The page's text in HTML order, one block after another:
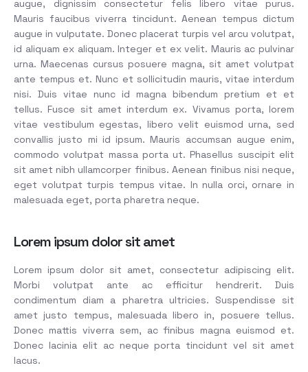
augue, dignissim consectetur felis libero vitae purus.
Mauris faucibus viverra tincidunt. Aenean tempus dictum
augue in vulputate. Donec placerat turpis vel arcu volutpat,
id aliquam ex aliquam. Integer et ex velit. Mauris ac pulvinar
urna. Maecenas cursus posuere magna, sit amet volutpat
ante tempus et. Nunc et sollicitudin mauris, vitae interdum
nisi. Duis vitae nunc id magna bibendum pretium et et
tellus. Fusce sit amet interdum ex. Vivamus porta, lorem
vitae vestibulum egestas, libero velit euismod urna, sed
convallis justo mi id ipsum. Mauris accumsan augue enim,
commodo volutpat massa porta ut. Phasellus suscipit elit
sit amet nibh ullamcorper finibus. Aenean finibus nisi neque,
eget volutpat turpis tempus vitae. In nulla orci, ornare in
malesuada eget, porta pharetra neque.
Lorem ipsum dolor sit amet
Lorem ipsum dolor sit amet, consectetur adipiscing elit.
Morbi volutpat ante ac efficitur hendrerit. Duis
condimentum diam a pharetra ultricies. Suspendisse sit
amet justo tempus, malesuada libero in, posuere tellus.
Donec mattis viverra sem, ac finibus magna euismod et.
Donec lacinia elit ac neque porta tincidunt vel sit amet
lacus.